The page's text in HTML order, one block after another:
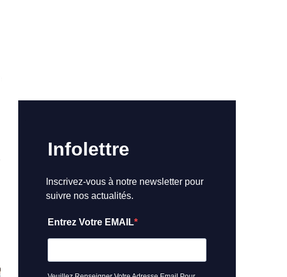
Infolettre
Inscrivez-vous à notre newsletter pour
suivre nos actualités.
Entrez Votre EMAIL